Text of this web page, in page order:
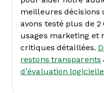
meilleures décisions
avons testé plus de
usages marketing et
critiques détaillées.
restons transparents
d’évaluation logicielle